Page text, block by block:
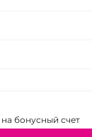
на бонусный счет